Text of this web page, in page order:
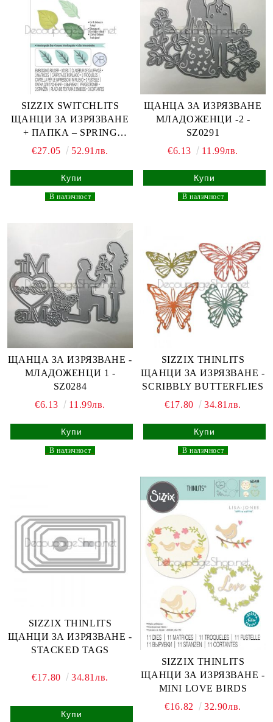
SIZZIX SWITCHLITS
ЩАНЦИ ЗА ИЗРЯЗВАНЕ
+ ПАПКА – SPRING
LEAVES
€27.05 52.91лв.
В наличност
ЩАНЦА ЗА ИЗРЯЗВАНЕ
МЛАДОЖЕНЦИ -2 -
SZ0291
€6.13
11.99лв.
В наличност
ЩАНЦА ЗА ИЗРЯЗВАНЕ -
МЛАДОЖЕНЦИ 1 -
SZ0284
€6.13
11.99лв.
В наличност
SIZZIX THINLITS
ЩАНЦИ ЗА ИЗРЯЗВАНЕ -
SCRIBBLY BUTTERFLIES
€17.80
34.81лв.
В наличност
SIZZIX THINLITS
ЩАНЦИ ЗА ИЗРЯЗВАНЕ -
STACKED TAGS
€17.80 34.81лв.
SIZZIX THINLITS
ЩАНЦИ ЗА ИЗРЯЗВАНЕ -
MINI LOVE BIRDS
€16.82
32.90лв.